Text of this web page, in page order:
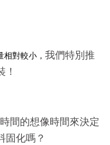
對較小， 我們特別推
！
間的想像時間來決定
固化嗎？